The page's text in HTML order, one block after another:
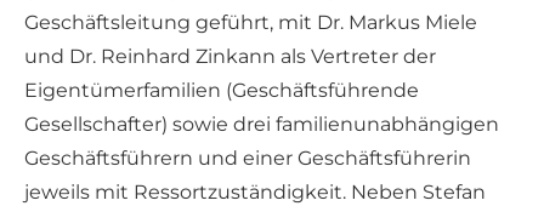
Geschäftsleitung geführt, mit Dr. Markus Miele
und Dr. Reinhard Zinkann als Vertreter der
Eigentümerfamilien (Geschäftsführende
Gesellschafter) sowie drei familienunabhängigen
Geschäftsführern und einer Geschäftsführerin
jeweils mit Ressortzuständigkeit. Neben Stefan